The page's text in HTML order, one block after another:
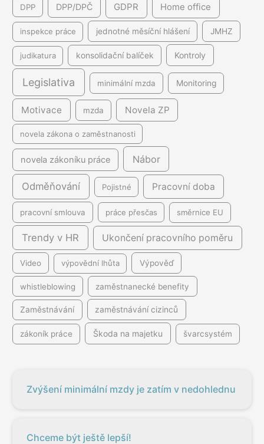
DPP DPP/DPČ GDPR Home office
inspekce práce jednotné měsíční hlášení JMHZ
judikatura konsolidační balíček Kontroly
Legislativa minimální mzda Monitoring
Motivace mzda Novela ZP
novela zákona o zaměstnanosti
novela zákoníku práce Nábor
Odměňování Pojistné Pracovní doba
pracovní smlouva práce přesčas směrnice EU
Trendy v HR Ukončení pracovního poměru
Video výpovědní lhůta Výpověď
whistleblowing zaměstnanecké benefity
Zaměstnávání zaměstnávání cizinců
zákoník práce Škoda na majetku švarcsystém
Zvýšení minimální mzdy je zatím v nedohlednu
Chceme být ještě lepší!